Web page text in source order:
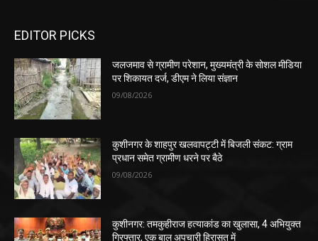
EDITOR PICKS
जलजमाव से ग्रामीण परेशान, मुख्यमंत्री के सोशल मीडिया
पर शिकायत दर्ज, डीएम ने लिया संज्ञान
09/08/2026
कुशीनगर के शाहपुर खलवापट्टी में बिजली संकट: ग्राम
प्रधान समेत ग्रामीण धरने पर बैठे
09/08/2026
कुशीनगर: तमकुहीराज हत्याकांड का खुलासा, 4 अभियुक्त
गिरफ्तार, एक बाल अपचारी हिरासत में